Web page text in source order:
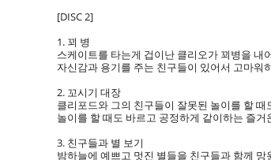
[DISC 2]
1. 꾀 병
스케이트를 타는게 겁이난 클리오가 꾀병을 내
자신감과 용기를 주는 친구들이 있어서 고마워
2. 꼬시기 대장
클리포드와 그의 친구들이 잘못된 놀이를 할 때
놀이를 할 때도 바르고 공정하게 같이하는 즐거
3. 친구들과 별 보기
밤하늘에 예쁘고 멋진 별들을 친구들과 함께